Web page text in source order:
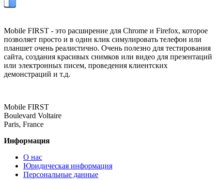
Mobile FIRST - это расширение для Chrome и Firefox, которое
позволяет просто и в один клик симулировать телефон или
планшет очень реалистично. Очень полезно для тестирования
сайта, создания красивых снимков или видео для презентаций
или электронных писем, проведения клиентских
демонстраций и т.д.
Mobile FIRST
Boulevard Voltaire
Paris, France
Информация
О нас
Юридическая информация
Персональные данные